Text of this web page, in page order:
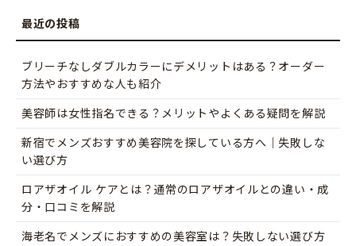
ブリーチなしダブルカラーにデメリットはある？オーダー
方法やおすすめな人も紹介
美容師は女性指名できる？メリットやよくある疑問を解説
新宿でメンズおすすめ美容院を探している方へ｜失敗しな
い選び方
ロアザオイル ケアとは？通常のロアザオイルとの違い・成
分・口コミを解説
海老名でメンズにおすすめの美容室は？失敗しない選び方